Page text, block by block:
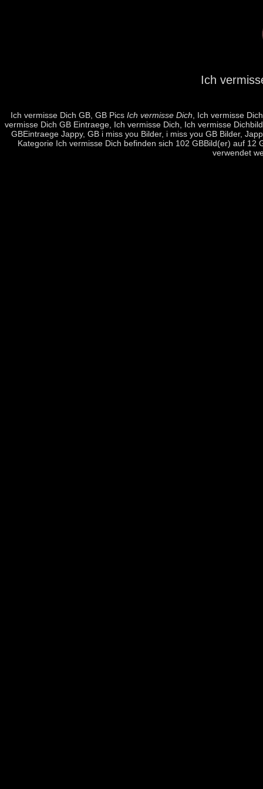
Ich
Ich vermisse Dich GB, GB Pics Ich vermisse Dich , Ich vermisse
vermisse Dich GB Eintraege, Ich vermisse Dich, Ich vermisse
GBEintraege Jappy, GB i miss you Bilder, i miss you GB Bilder,
Kategorie Ich vermisse Dich befinden sich 102 GBBild(er) auf
verwendet